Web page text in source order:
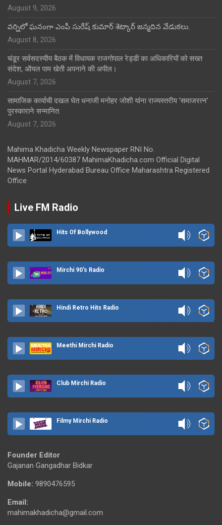
August 9, 2026
వర్నిలో ఘనంగా ఎంపీ సురేష్ కుమార్ శెట్కార్ జన్మదిన వేడుకలు.
August 8, 2026
चंडूर सर्वसदस्यीय बैठक में विधायक राजगोपाल रेड्डी का अधिकारियों को सख्त
संदेश, ऑयल पाम खेती अपनाने की अपील।
August 7, 2026
सामाजिक कार्याची दखल घेत धनाजी मनोहर जोशी यांना राज्यस्तरीय ‘समाजरत्न’
पुरस्काराने सन्मानित.
August 7, 2026
Mahima Khadicha Weekly Newspaper RNI No.
MAHMAR/2014/60387 MahimaKhadicha.com Official Digital
News Portal Hyderabad Bureau Office Maharashtra Registered
Office
Live FM Radio
Hits Of Bollywood
Mirchi 90's Radio
Hindi Retro Hits Radio
Meethi Mirchi Radio
Club Mirchi Radio
Filmy Mirchi Radio
Founder Editor
Gajanan Gangadhar Bidkar
Mobile: 9890476595
Email:
mahimakhadicha@gmail.com